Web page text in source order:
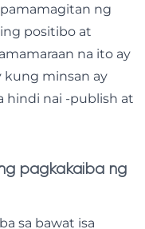
ng
positibo at
na ito ay
kung minsan ay
hindi nai -publish at
pagkakaiba ng
sa bawat isa